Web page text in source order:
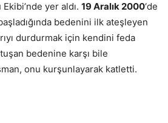
yer aldı. 19 Aralık 2000‘de
bedenini ilk ateşleyen
durdurmak için kendini feda
bedenine karşı bile
onu kurşunlayarak katletti.